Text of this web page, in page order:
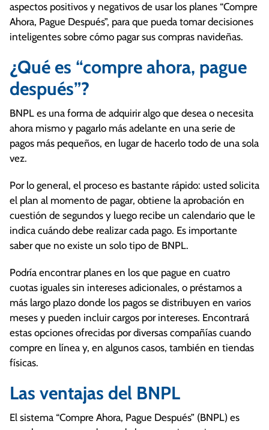
aspectos positivos y negativos de usar los planes “Compre
Ahora, Pague Después”, para que pueda tomar decisiones
inteligentes sobre cómo pagar sus compras navideñas.
¿Qué es “compre ahora, pague
después”?
BNPL es una forma de adquirir algo que desea o necesita
ahora mismo y pagarlo más adelante en una serie de
pagos más pequeños, en lugar de hacerlo todo de una sola
vez.
Por lo general, el proceso es bastante rápido: usted solicita
el plan al momento de pagar, obtiene la aprobación en
cuestión de segundos y luego recibe un calendario que le
indica cuándo debe realizar cada pago. Es importante
saber que no existe un solo tipo de BNPL.
Podría encontrar planes en los que pague en cuatro
cuotas iguales sin intereses adicionales, o préstamos a
más largo plazo donde los pagos se distribuyen en varios
meses y pueden incluir cargos por intereses. Encontrará
estas opciones ofrecidas por diversas compañías cuando
compre en línea y, en algunos casos, también en tiendas
físicas.
Las ventajas del BNPL
El sistema “Compre Ahora, Pague Después” (BNPL) es